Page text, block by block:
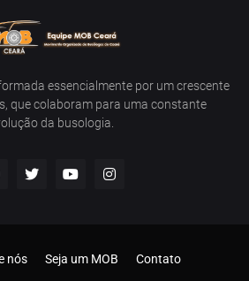
essencialmente por um crescente
que colaboram para uma constante
da busologia.
nós Seja um MOB Contato